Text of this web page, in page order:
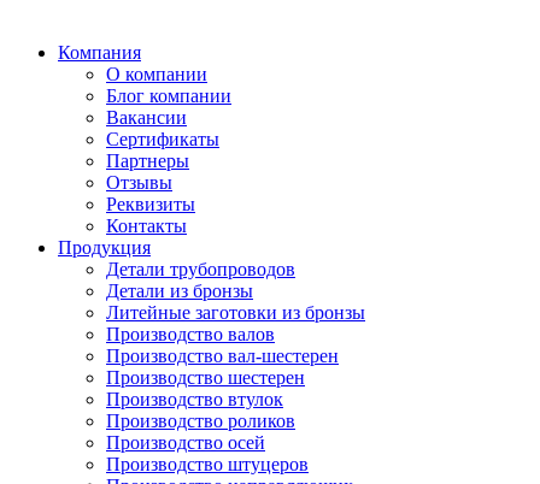
Компания
О компании
Блог компании
Вакансии
Сертификаты
Партнеры
Отзывы
Реквизиты
Контакты
Продукция
Детали трубопроводов
Детали из бронзы
Литейные заготовки из бронзы
Производство валов
Производство вал-шестерен
Производство шестерен
Производство втулок
Производство роликов
Производство осей
Производство штуцеров